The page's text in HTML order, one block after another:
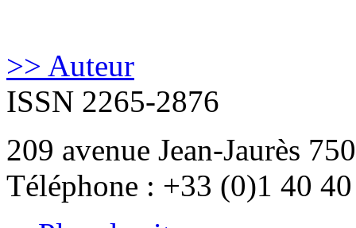
>> Auteur
ISSN 2265-2876
209 avenue Jean-Jaurès
Téléphone : +33 (0)1 40